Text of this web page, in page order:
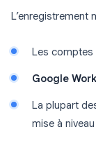
L’enregistrement
Les comptes
Google
La plupart
mise à niveau